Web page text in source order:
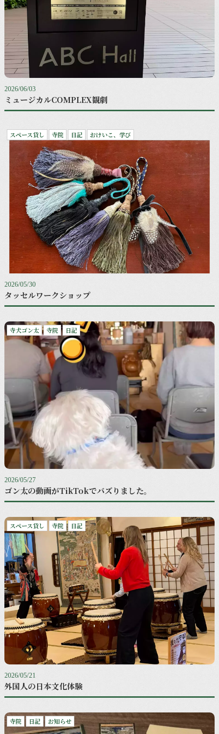
2026/06/03
ミュージカルCOMPLEX観劇
スペース貸し 寺院 日記 おけいこ、学び
2026/05/30
タッセルワークショップ
寺犬ゴン太 寺院 日記
2026/05/27
ゴン太の動画がTikTokでバズりました。
スペース貸し 寺院 日記
2026/05/21
外国人の日本文化体験
寺院 日記 お知らせ